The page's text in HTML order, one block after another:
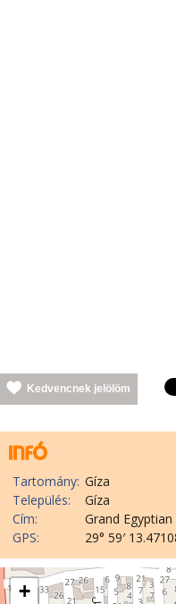
Kedvencnek jelölöm
Tartomány: Gíza
Település:
Gíza
Cím:
Grand
GPS:
29° 59′
+